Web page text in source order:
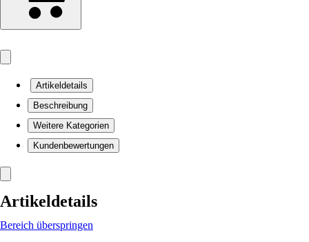
Artikeldetails
Beschreibung
Weitere Kategorien
Kundenbewertungen
Artikeldetails
Bereich überspringen